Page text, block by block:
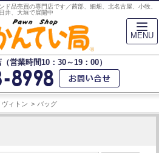
品売買の専門店です／茜部、細畑、北名古屋、小牧、
井、大垣で展開中
営業時間10：30～19：00）
ヴィトン バッグ
MENU